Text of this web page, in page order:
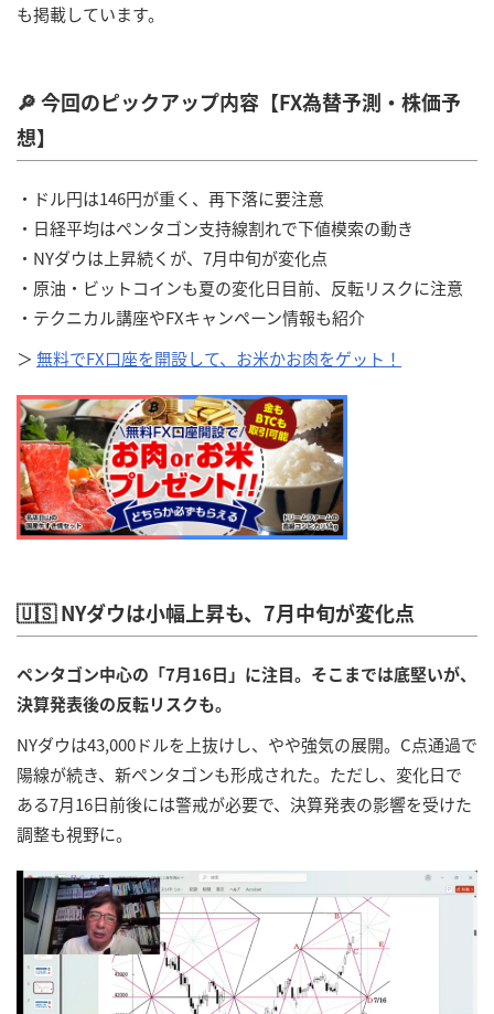
も掲載しています。
🔎 今回のピックアップ内容【FX為替予測・株価予
想】
・ドル円は146円が重く、再下落に要注意
・日経平均はペンタゴン支持線割れで下値模索の動き
・NYダウは上昇続くが、7月中旬が変化点
・原油・ビットコインも夏の変化日目前、反転リスクに注意
・テクニカル講座やFXキャンペーン情報も紹介
＞無料でFX口座を開設して、お米かお肉をゲット！
🇺🇸 NYダウは小幅上昇も、7月中旬が変化点
ペンタゴン中心の「7月16日」に注目。そこまでは底堅いが、
決算発表後の反転リスクも。
NYダウは43,000ドルを上抜けし、やや強気の展開。C点通過で
陽線が続き、新ペンタゴンも形成された。ただし、変化日で
ある7月16日前後には警戒が必要で、決算発表の影響を受けた
調整も視野に。